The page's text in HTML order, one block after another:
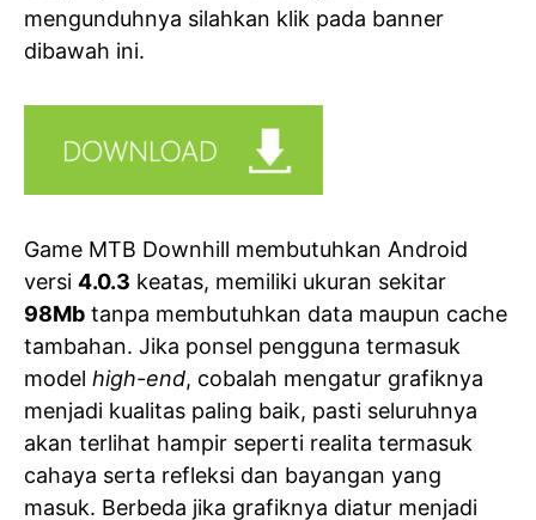
mengunduhnya silahkan klik pada banner
dibawah ini.
Game MTB Downhill membutuhkan Android
versi 4.0.3 keatas, memiliki ukuran sekitar
98Mb tanpa membutuhkan data maupun cache
tambahan. Jika ponsel pengguna termasuk
model high-end, cobalah mengatur grafiknya
menjadi kualitas paling baik, pasti seluruhnya
akan terlihat hampir seperti realita termasuk
cahaya serta refleksi dan bayangan yang
masuk. Berbeda jika grafiknya diatur menjadi